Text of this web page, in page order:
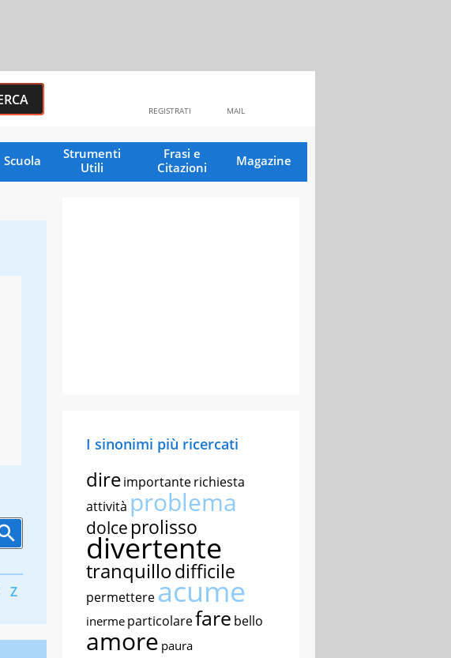
MAIL
REGISTRATI
Scuola
Strumenti
Utili
Frasi e
Citazioni
Magazine
Z
I sinonimi più ricercati
direimportanterichiesta
attività problema
dolce prolisso
divertente
tranquillodifficile
permettereacume
inerme particolarefare bello
amore paura